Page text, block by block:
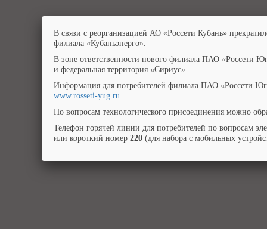
В связи с реорганизацией АО «Россети Кубань»
филиала «Кубаньэнерго».
В зоне ответственности нового филиала ПАО «Россети
и федеральная территория «Сириус».
Информация для потребителей филиала ПАО «Россети
www.rosseti-yug.ru.
По вопросам технологического присоединения можно
Телефон горячей линии для потребителей по вопросам
или короткий номер 220 (для набора с мобильных